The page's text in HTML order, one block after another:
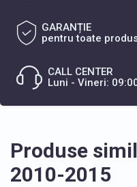
GARANȚIE
pentru toate
CALL CENTER
Luni - Vineri:
Produse
2010-2015